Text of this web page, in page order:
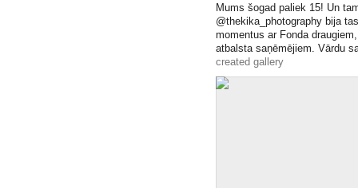
Mums šogad paliek 15! Un
@thekika_photography bija
momentus ar Fonda
atbalsta saņēmējiem. Vārdu
created gallery